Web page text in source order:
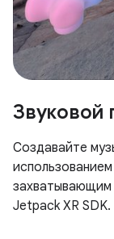
Звуковой
Создавайте
захватывающим
Jetpack XR SDK.